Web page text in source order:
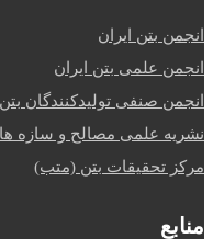
انجمن بتن ایران
انجمن علمی بتن ایران
انجمن صنفی تولیدکنندگان
نشریه علمی مصالح و سازه
مرکز تحقیقات بتن (متب)
منابع